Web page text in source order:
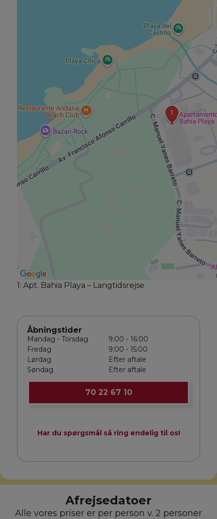
1: Apt. Bahia Playa – Langtidsrejse
Åbningstider
Mandag - Torsdag
Fredag
Lørdag
Søndag
9:00 - 16:00
9:00 - 15:00
Efter aftale
Efter aftale
70 22 67 10
Har du spørgsmål så ring endelig til os!
Afrejsedatoer
Alle vores priser er per person v. 2 personer